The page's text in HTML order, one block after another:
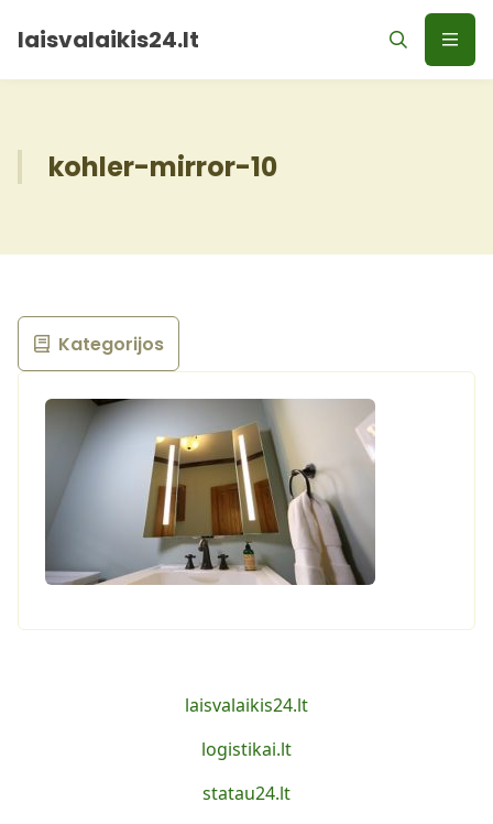
laisvalaikis24.lt
kohler-mirror-10
Kategorijos
laisvalaikis24.lt
logistikai.lt
statau24.lt